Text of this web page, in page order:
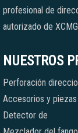
profesional de
autorizado de
NUESTROS
Perforación
Accesorios y
Detector de